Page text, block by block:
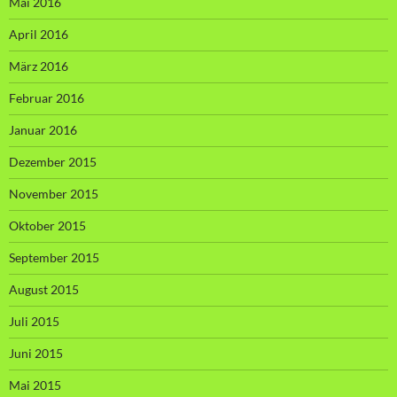
April 2016
März 2016
Februar 2016
Januar 2016
Dezember 2015
November 2015
Oktober 2015
September 2015
August 2015
Juli 2015
Juni 2015
Mai 2015